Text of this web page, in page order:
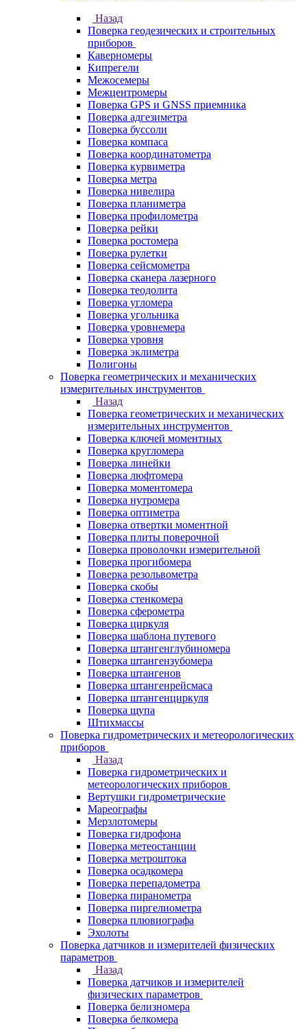
Назад
Поверка геодезических и строительных
приборов
Каверномеры
Кипрегели
Межосемеры
Межцентромеры
Поверка GPS и GNSS приемника
Поверка адгезиметра
Поверка буссоли
Поверка компаса
Поверка координатометра
Поверка курвиметра
Поверка метра
Поверка нивелира
Поверка планиметра
Поверка профилометра
Поверка рейки
Поверка ростомера
Поверка рулетки
Поверка сейсмометра
Поверка сканера лазерного
Поверка теодолита
Поверка угломера
Поверка угольника
Поверка уровнемера
Поверка уровня
Поверка эклиметра
Полигоны
Поверка геометрических и механических
измерительных инструментов
Назад
Поверка геометрических и механических
измерительных инструментов
Поверка ключей моментных
Поверка кругломера
Поверка линейки
Поверка люфтомера
Поверка моментомера
Поверка нутромера
Поверка оптиметра
Поверка отвертки моментной
Поверка плиты поверочной
Поверка проволочки измерительной
Поверка прогибомера
Поверка резольвометра
Поверка скобы
Поверка стенкомера
Поверка сферометра
Поверка циркуля
Поверка шаблона путевого
Поверка штангенглубиномера
Поверка штангензубомера
Поверка штангенов
Поверка штангенрейсмаса
Поверка штангенциркуля
Поверка щупа
Штихмассы
Поверка гидрометрических и метеорологических
приборов
Назад
Поверка гидрометрических и
метеорологических приборов
Вертушки гидрометрические
Мареографы
Мерзлотомеры
Поверка гидрофона
Поверка метеостанции
Поверка метроштока
Поверка осадкомера
Поверка перепадометра
Поверка пиранометра
Поверка пиргелиометра
Поверка плювиографа
Эхолоты
Поверка датчиков и измерителей физических
параметров
Назад
Поверка датчиков и измерителей
физических параметров
Поверка белизномера
Поверка белкомера